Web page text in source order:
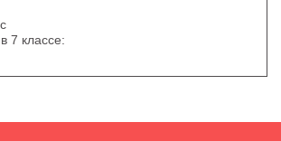
7 классе: